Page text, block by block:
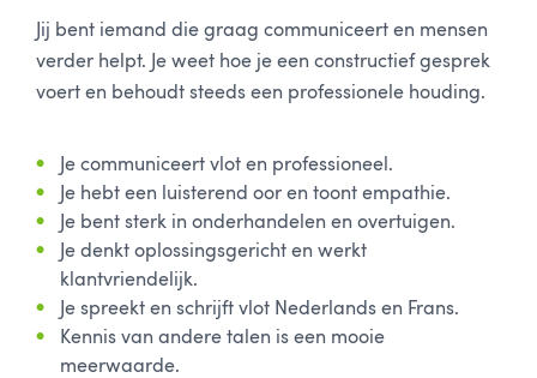
Jij bent iemand die graag communiceert en mensen
verder helpt. Je weet hoe je een constructief gesprek
voert en behoudt steeds een professionele houding.
Je communiceert vlot en professioneel.
Je hebt een luisterend oor en toont empathie.
Je bent sterk in onderhandelen en overtuigen.
Je denkt oplossingsgericht en werkt
klantvriendelijk.
Je spreekt en schrijft vlot Nederlands en Frans.
Kennis van andere talen is een mooie
meerwaarde.